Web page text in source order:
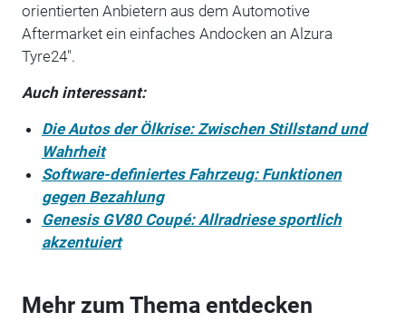
orientierten Anbietern aus dem Automotive
Aftermarket ein einfaches Andocken an Alzura
Tyre24".
Auch interessant:
Die Autos der Ölkrise: Zwischen Stillstand und
Wahrheit
Software-definiertes Fahrzeug: Funktionen
gegen Bezahlung
Genesis GV80 Coupé: Allradriese sportlich
akzentuiert
Mehr zum Thema entdecken